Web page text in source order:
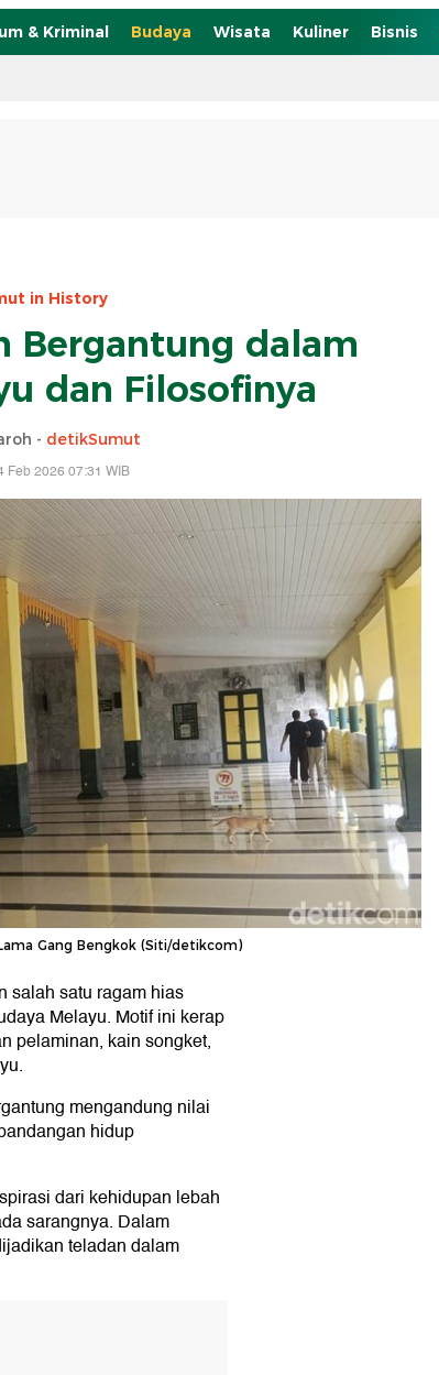
& Kriminal Budaya Wisata Kuliner Bisnis
in History
Bergantung dalam
dan Filosofinya
- detikSumut
Feb 2026 07:31 WIB
Gang Bengkok (Siti/detikcom)
salah satu ragam hias
Melayu. Motif ini kerap
pelaminan, kain songket,
mengandung nilai
hidup
dari kehidupan lebah
sarangnya. Dalam
teladan dalam